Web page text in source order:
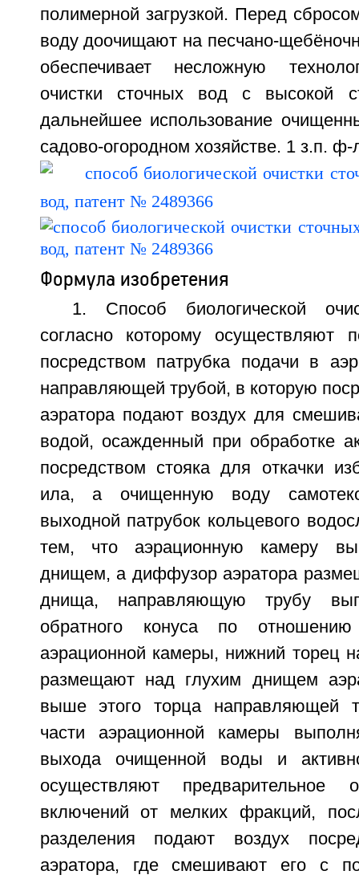
полимерной загрузкой. Перед
воду доочищают на песчано-
обеспечивает несложную
очистки сточных вод с высокой
дальнейшее использование
садово-огородном хозяйстве. 1 з.п.
Формула изобретения
1. Способ биологической
согласно которому осуществляют
посредством патрубка подачи в
направляющей трубой, в которую
аэратора подают воздух для
водой, осажденный при обработке
посредством стояка для откачки
ила, а очищенную воду
выходной патрубок кольцевого
тем, что аэрационную камеру
днищем, а диффузор аэратора
днища, направляющую трубу
обратного конуса по
аэрационной камеры, нижний торец
размещают над глухим днищем
выше этого торца направляющей
части аэрационной камеры
выхода очищенной воды и
осуществляют предварительное
включений от мелких фракций,
разделения подают воздух
аэратора, где смешивают его с